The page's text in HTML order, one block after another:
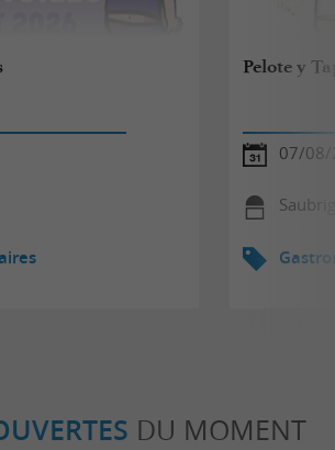
Pelote y
07/08/
DU MOMENT